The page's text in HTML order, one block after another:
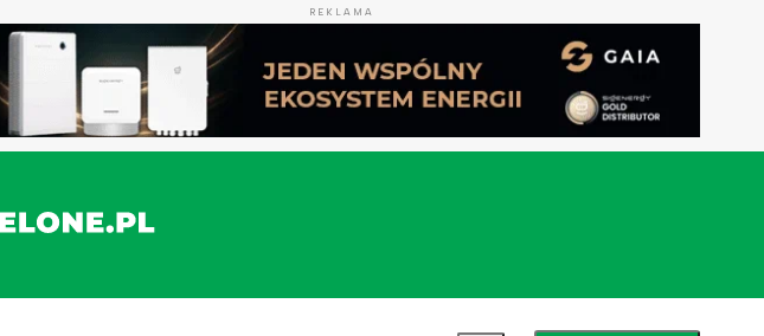
REKLAMA